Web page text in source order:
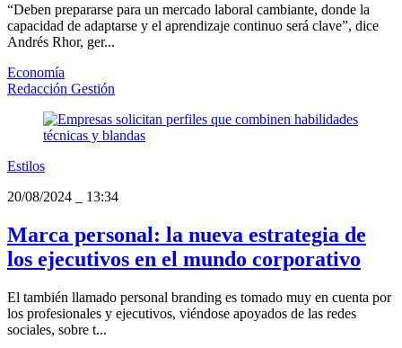
“Deben prepararse para un mercado laboral cambiante, donde la
capacidad de adaptarse y el aprendizaje continuo será clave”, dice
Andrés Rhor, ger...
Economía
Redacción Gestión
Estilos
20/08/2024
13:34
Marca personal: la nueva estrategia de
los ejecutivos en el mundo corporativo
El también llamado personal branding es tomado muy en cuenta por
los profesionales y ejecutivos, viéndose apoyados de las redes
sociales, sobre t...